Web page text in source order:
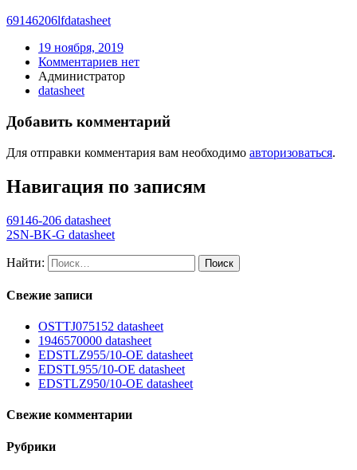
69146206lfdatasheet
19 ноября, 2019
Комментариев нет
Администратор
datasheet
Добавить комментарий
Для отправки комментария вам необходимо авторизоваться.
Навигация по записям
69146-206 datasheet
2SN-BK-G datasheet
Найти:
Свежие записи
OSTTJ075152 datasheet
1946570000 datasheet
EDSTLZ955/10-OE datasheet
EDSTL955/10-OE datasheet
EDSTLZ950/10-OE datasheet
Свежие комментарии
Рубрики